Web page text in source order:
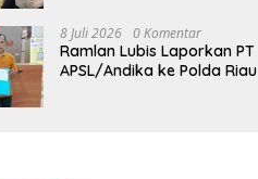
8 Juli 2026 0 Komentar
Ramlan Lubis Laporkan PT
APSL/Andika ke Polda Riau